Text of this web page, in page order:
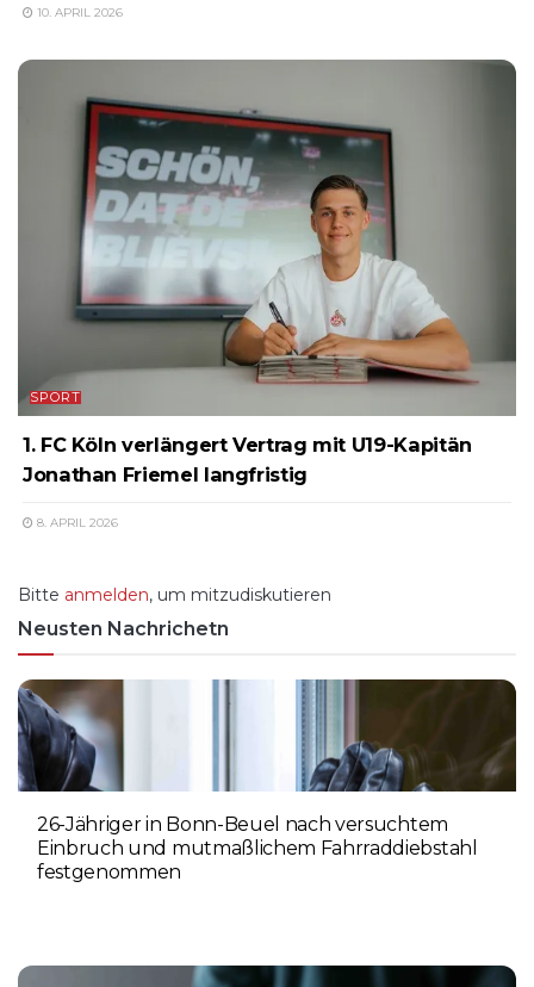
10. APRIL 2026
SPORT
1. FC Köln verlängert Vertrag mit U19-Kapitän
Jonathan Friemel langfristig
8. APRIL 2026
Bitte anmelden, um mitzudiskutieren
Neusten Nachrichetn
26-Jähriger in Bonn-Beuel nach versuchtem
Einbruch und mutmaßlichem Fahrraddiebstahl
festgenommen